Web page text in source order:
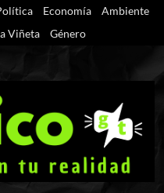
Economía
Ambiente
Viñeta Género